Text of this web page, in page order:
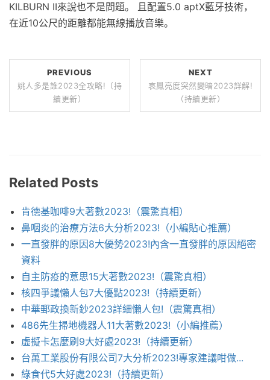
KILBURN II來說也不是問題。 且配置5.0 aptX藍牙技術，
在近10公尺的距離都能無線播放音樂。
PREVIOUS
姚人多是誰2023全攻略!（持
續更新）
NEXT
哀鳳亮度突然變暗2023詳解!
（持續更新）
Related Posts
肯德基咖啡9大著數2023!（震驚真相）
鼻咽炎的治療方法6大分析2023!（小編貼心推薦）
一直發胖的原因8大優勢2023!內含一直發胖的原因絕密
資料
自主防疫的意思15大著數2023!（震驚真相）
核四爭議懶人包7大優點2023!（持續更新）
中華郵政換新鈔2023詳細懶人包!（震驚真相）
486先生掃地機器人11大著數2023!（小編推薦）
虛擬卡怎麼刷9大好處2023!（持續更新）
台萬工業股份有限公司7大分析2023!專家建議咁做...
綠食代5大好處2023!（持續更新）